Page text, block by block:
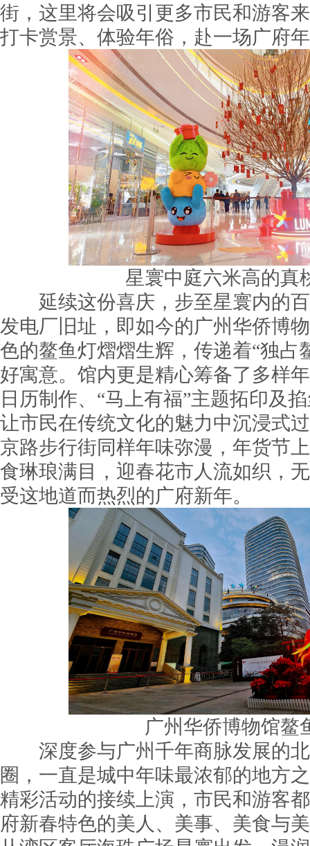
街，这里将会吸引更多市民和游客
打卡赏景、体验年俗，赴一场广府
星寰中庭六米高的真
延续这份喜庆，步至星寰内的
发电厂旧址，即如今的广州华侨博
色的鳌鱼灯熠熠生辉，传递着“独占
好寓意。馆内更是精心筹备了多样
日历制作、“马上有福”主题拓印及
让市民在传统文化的魅力中沉浸式
京路步行街同样年味弥漫，年货节
食琳琅满目，迎春花市人流如织，
受这地道而热烈的广府新年。
广州华侨博物馆鳌
深度参与广州千年商脉发展的北
圈，一直是城中年味最浓郁的地方
精彩活动的接续上演，市民和游客
府新春特色的美人、美事、美食与